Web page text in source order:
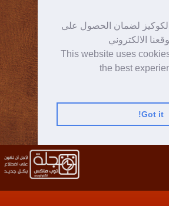
لضمان الحصول على
الالكتروني
This website uses
the best
Got it!